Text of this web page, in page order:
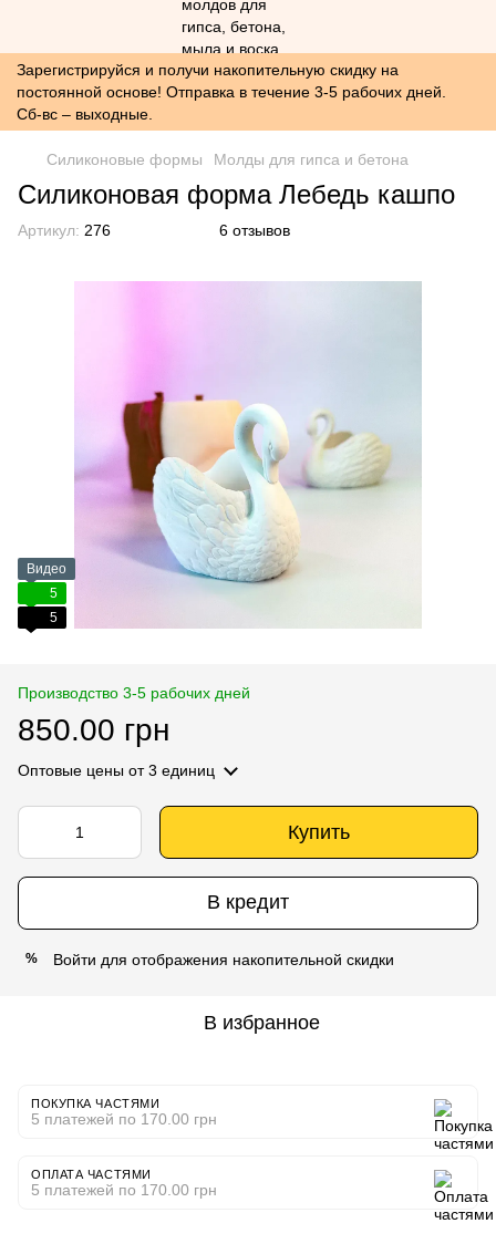
Зарегистрируйся и получи накопительную скидку на
постоянной основе! Отправка в течение 3-5 рабочих дней.
Сб-вс – выходные.
Силиконовые формы Молды для гипса и бетона
Силиконовая форма Лебедь кашпо
Артикул: 276 6 отзывов
Видео
5
5
Производство 3-5 рабочих дней
850.00 грн
Оптовые цены от 3 единиц
Купить
В кредит
% Войти для отображения накопительной скидки
В избранное
ПОКУПКА ЧАСТЯМИ
5 платежей по 170.00 грн
ОПЛАТА ЧАСТЯМИ
5 платежей по 170.00 грн